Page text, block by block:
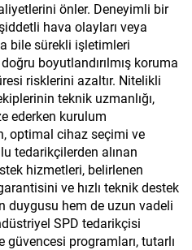
önler. Deneyimli bir
hava olayları veya
bile sürekli işletimleri
boyutlandırılmış koruma
risklerini azaltır. Nitelikli
teknik uzmanlığı,
ederken kurulum
optimal cihaz seçimi ve
tedarikçilerden alınan
hizmetleri, belirlenen
ve hızlı teknik destek
duygusu hem de uzun vadeli
SPD tedarikçisi
güvencesi programları, tutarlı